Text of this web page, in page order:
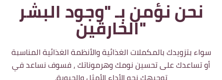
نحن نؤمن بـ "وجود البشر
الخارقين"
سواء بتزويدك بالمكملات الغذائية والأنظمة الغذائية المناسبة
أو تساعدك على تحسين نومك وهرموناتك ، فسوف نساعد في